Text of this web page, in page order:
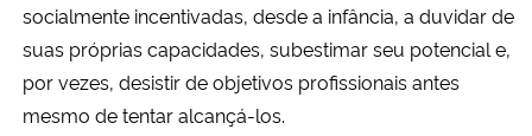
socialmente incentivadas, desde a infância, a duvidar de
suas próprias capacidades, subestimar seu potencial e,
por vezes, desistir de objetivos profissionais antes
mesmo de tentar alcançá-los.